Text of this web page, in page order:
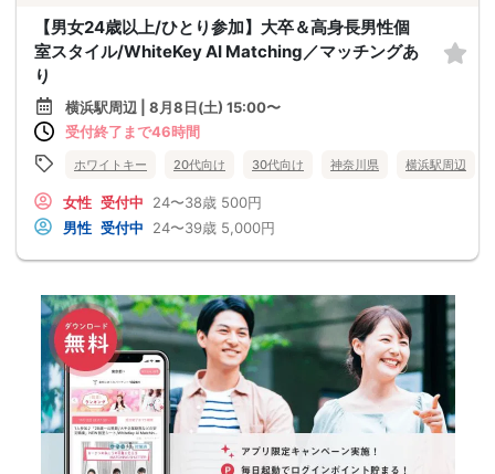
【男女24歳以上/ひとり参加】大卒＆高身長男性個
室スタイル/WhiteKey AI Matching／マッチングあ
り
横浜駅周辺 | 8月8日(土) 15:00〜
受付終了まで46時間
ホワイトキー 20代向け 30代向け 神奈川県 横浜駅周辺
女性 受付中 24〜38歳 500円
男性 受付中 24〜39歳 5,000円